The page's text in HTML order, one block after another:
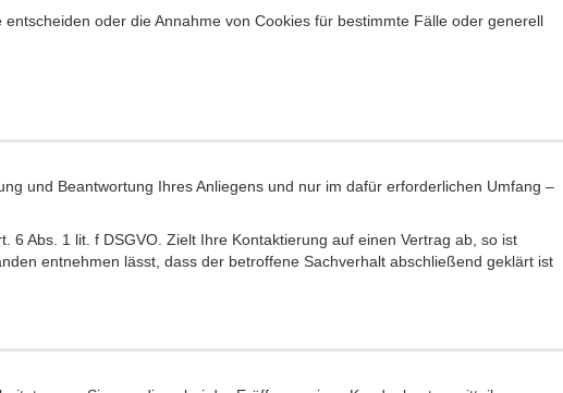
oder die Annahme von Cookies für bestimmte Fälle oder generell
und Beantwortung Ihres Anliegens und nur im dafür erforderlichen Umfang –
Abs. 1 lit. f DSGVO. Zielt Ihre Kontaktierung auf einen Vertrag ab, so ist
entnehmen lässt, dass der betroffene Sachverhalt abschließend geklärt ist